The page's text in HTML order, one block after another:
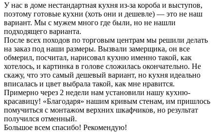
У нас в доме нестандартная кухня из-за короба и выступов,
поэтому готовые кухни (хоть они и дешевле) — это не наш
вариант. Мы с мужем много где были, но не нашли
подходящего варианта.
После всех походов по торговым центрам мы решили делать
на заказ под наши размеры. Вызвали замерщика, он все
обмерил, посчитал, нарисовал кухню именно такой, как
хотелось, и картинка в голове сложилась окончательно. Не
скажу, что это самый дешевый вариант, но кухня идеально
вписалась и цвет выбрала такой, как мне нравится.
Примерно через 2 недели нам установили нашу кухню-
красавицу! «Благодаря» нашим кривым стенам, им пришлось
помучиться с монтажом верхних шкафчиков, но результат
получился отменный.
Большое всем спасибо! Рекомендую!